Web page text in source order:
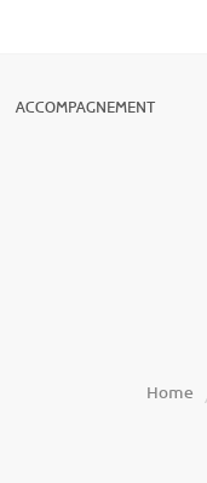
ACCOMPAGNEMENT
Home